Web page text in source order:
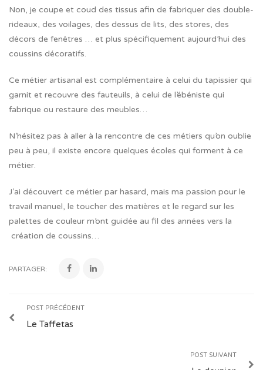
Non, je coupe et coud des tissus afin de fabriquer des double-
rideaux, des voilages, des dessus de lits, des stores, des
décors de fenêtres … et plus spécifiquement aujourd’hui des
coussins décoratifs.
Ce métier artisanal est complémentaire à celui du tapissier qui
garnit et recouvre des fauteuils, à celui de l’ébéniste qui
fabrique ou restaure des meubles…
N’hésitez pas à aller à la rencontre de ces métiers qu’on oublie
peu à peu, il existe encore quelques écoles qui forment à ce
métier.
J’ai découvert ce métier par hasard, mais ma passion pour le
travail manuel, le toucher des matières et le regard sur les
palettes de couleur m’ont guidée au fil des années vers la
création de coussins…
PARTAGER:
POST PRÉCÉDENT
Le Taffetas
POST SUIVANT